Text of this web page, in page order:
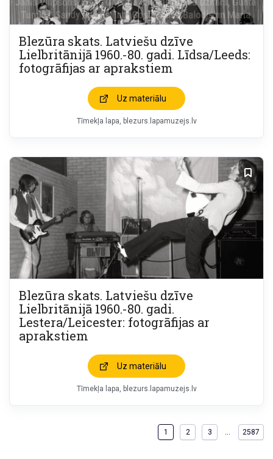
Blezūra skats. Latviešu dzīve
Lielbritānijā 1960.-80. gadi. Līdsa/Leeds:
fotogrāfijas ar aprakstiem
Uz materiālu
Tīmekļa lapa blezurs.lapamuzejs.lv
Blezūra skats. Latviešu dzīve
Lielbritānijā 1960.-80. gadi.
Lestera/Leicester: fotogrāfijas ar
aprakstiem
Uz materiālu
Tīmekļa lapa blezurs.lapamuzejs.lv
1 2 3 2587